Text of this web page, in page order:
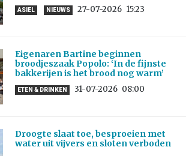
ASIEL NIEUWS 27-07-2026 15:23
Eigenaren Bartine beginnen
broodjeszaak Popolo: ‘In de fijnste
bakkerijen is het brood nog warm’
ETEN & DRINKEN 31-07-2026 08:00
Droogte slaat toe, besproeien met
water uit vijvers en sloten verboden